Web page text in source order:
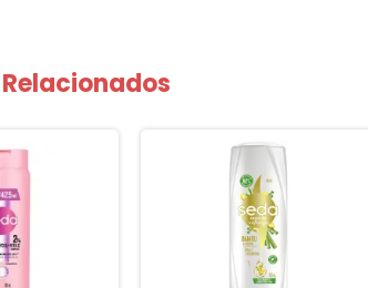
Relacionados